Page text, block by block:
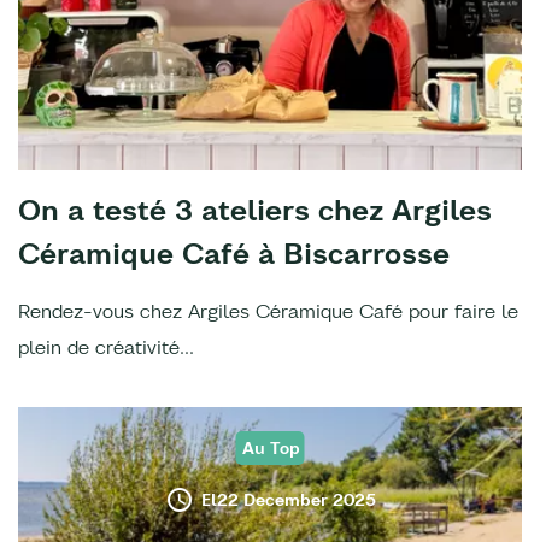
On a testé 3 ateliers chez Argiles
Céramique Café à Biscarrosse
Rendez-vous chez Argiles Céramique Café pour faire le
plein de créativité...
Au Top
El22 December 2025